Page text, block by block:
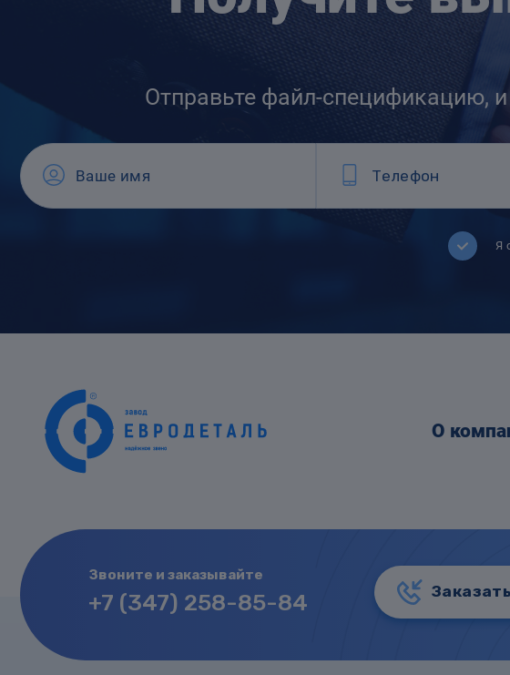
Отправьте файл-спецификацию,
Я
О
Звоните и заказывайте
+7 (347) 258-85-84